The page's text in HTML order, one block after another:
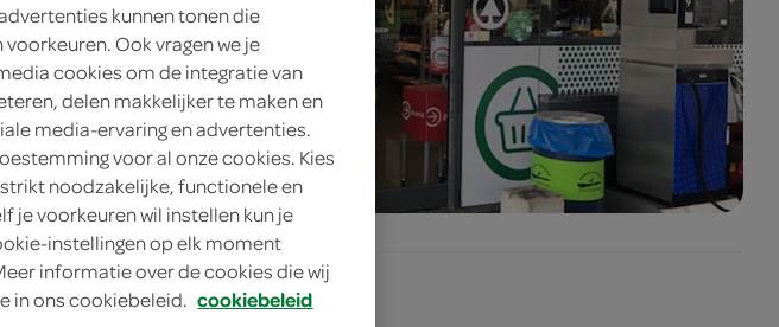
kunnen tonen die
Ook vragen we je
cookies om de integratie van
delen makkelijker te maken en
media-ervaring en advertenties.
voor al onze cookies. Kies
strikt noodzakelijke, functionele en
je voorkeuren wil instellen kun je
instellingen op elk moment
informatie over de cookies die wij
in ons cookiebeleid. cookiebeleid